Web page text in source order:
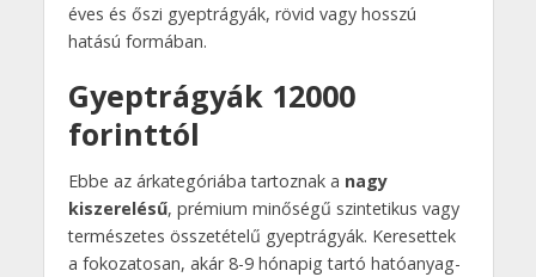
éves és őszi gyeptrágyák, rövid vagy hosszú
hatású formában.
Gyeptrágyák 12000
forinttól
Ebbe az árkategóriába tartoznak a nagy
kiszerelésű, prémium minőségű szintetikus vagy
természetes összetételű gyeptrágyák. Keresettek
a fokozatosan, akár 8-9 hónapig tartó hatóanyag-